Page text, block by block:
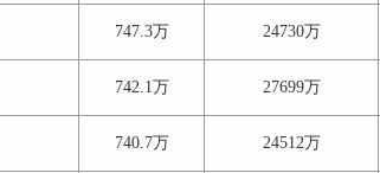
747.3万 24730万
742.1万 27699万
740.7万 24512万